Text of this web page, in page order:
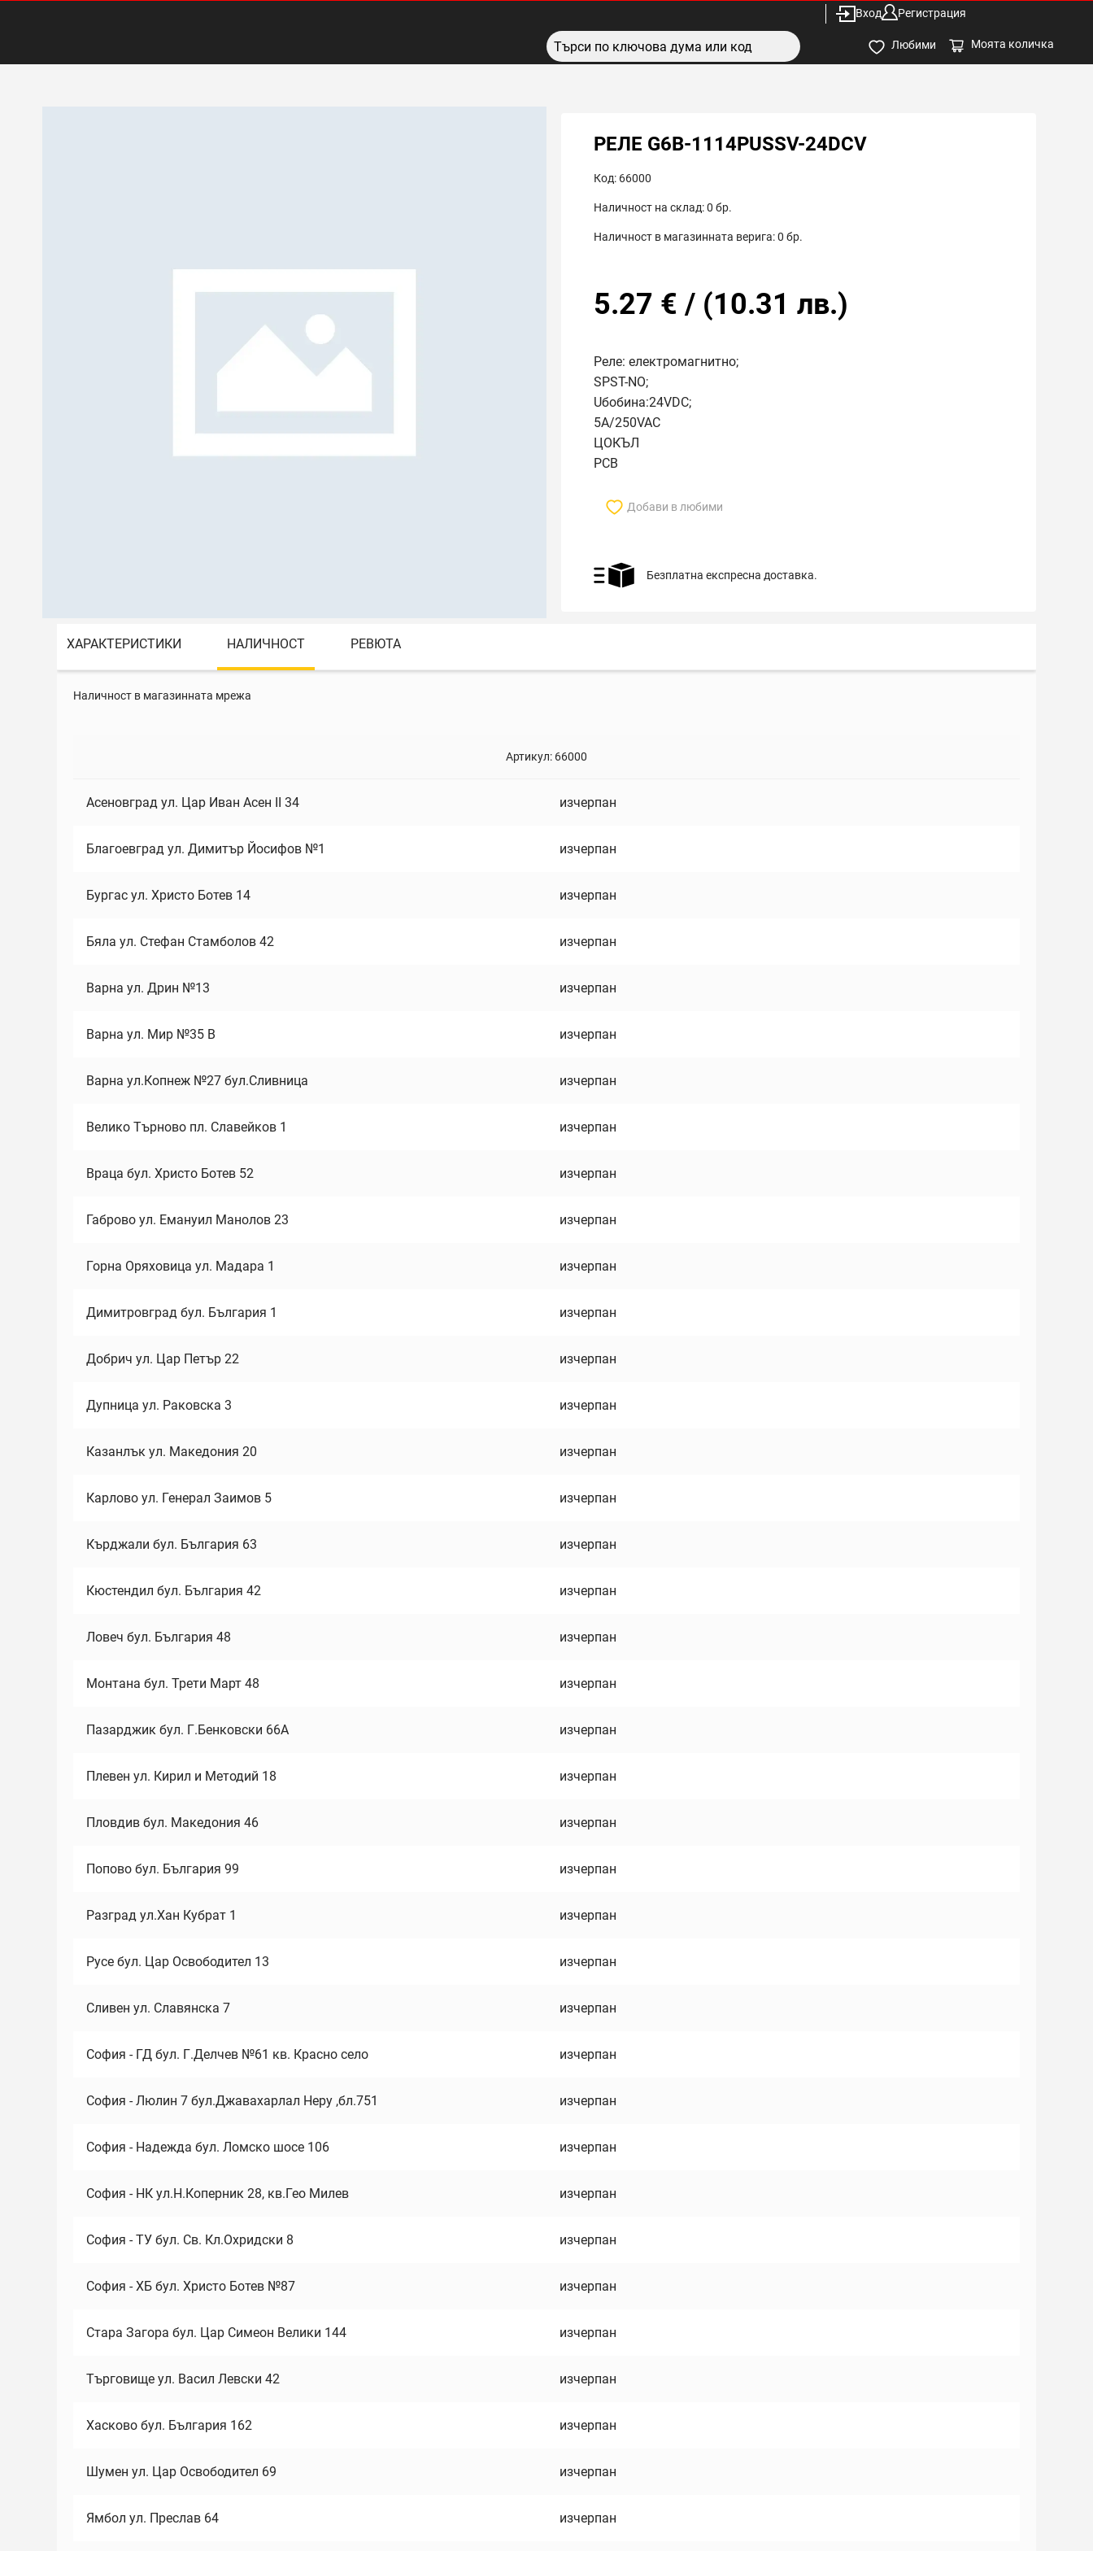
Вход Регистрация
Любими Моята количка
РЕЛЕ G6B-1114PUSSV-24DCV
Код: 66000
Наличност на склад:0 бр.
Наличност в магазинната верига:0 бр.
5.27 € / (10.31 лв.)
Реле: електромагнитно;
SPST-NO;
Uбобина:24VDC;
5A/250VAC
ЦОКЪЛ
PCB
Добави в любими
Безплатна експресна доставка.
ХАРАКТЕРИСТИКИ НАЛИЧНОСТ РЕВЮТА
Наличност в магазинната мрежа
Артикул: 66000
Асеновград ул. Цар Иван Асен II 34 изчерпан
Благоевград ул. Димитър Йосифов №1 изчерпан
Бургас ул. Христо Ботев 14 изчерпан
Бяла ул. Стефан Стамболов 42 изчерпан
Варна ул. Дрин №13 изчерпан
Варна ул. Мир №35 В изчерпан
Варна ул.Копнеж №27 бул.Сливница изчерпан
Велико Търново пл. Славейков 1 изчерпан
Враца бул. Христо Ботев 52 изчерпан
Габрово ул. Емануил Манолов 23 изчерпан
Горна Оряховица ул. Мадара 1 изчерпан
Димитровград бул. България 1 изчерпан
Добрич ул. Цар Петър 22 изчерпан
Дупница ул. Раковска 3 изчерпан
Казанлък ул. Македония 20 изчерпан
Карлово ул. Генерал Заимов 5 изчерпан
Кърджали бул. България 63 изчерпан
Кюстендил бул. България 42 изчерпан
Ловеч бул. България 48 изчерпан
Монтана бул. Трети Март 48 изчерпан
Пазарджик бул. Г.Бенковски 66А изчерпан
Плевен ул. Кирил и Методий 18 изчерпан
Пловдив бул. Македония 46 изчерпан
Попово бул. България 99 изчерпан
Разград ул.Хан Кубрат 1 изчерпан
Русе бул. Цар Освободител 13 изчерпан
Сливен ул. Славянска 7 изчерпан
София - ГД бул. Г.Делчев №61 кв. Красно село изчерпан
София - Люлин 7 бул.Джавахарлал Неру ,бл.751 изчерпан
София - Надежда бул. Ломско шосе 106 изчерпан
София - НК ул.Н.Коперник 28, кв.Гео Милев изчерпан
София - ТУ бул. Св. Кл.Охридски 8 изчерпан
София - ХБ бул. Христо Ботев №87 изчерпан
Стара Загора бул. Цар Симеон Велики 144 изчерпан
Търговище ул. Васил Левски 42 изчерпан
Хасково бул. България 162 изчерпан
Шумен ул. Цар Освободител 69 изчерпан
Ямбол ул. Преслав 64 изчерпан